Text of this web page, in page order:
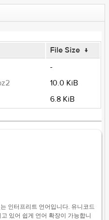
File Size ↓
-
10.0 KiB
6.8 KiB
인터프리트 언어입니다. 유니코드
있어 쉽게 언어 확장이 가능합니